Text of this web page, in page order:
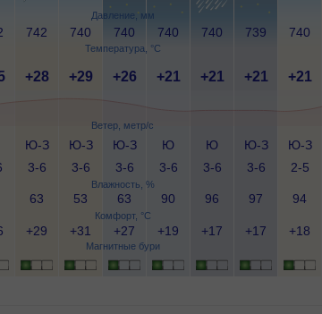
Давление, мм
Температура, °C
Ветер, метр/с
Влажность, %
Комфорт, °C
Магнитные бури
742 740 740 740 740 739 740
+28 +29 +26 +21 +21 +21 +21
Ю-З
3-6
Ю-З
3-6
Ю-З
3-6
Ю
3-6
Ю
3-6
Ю-З
3-6
Ю-З
2-5
63 53 63 90 96 97 94
+29 +31 +27 +19 +17 +17 +18